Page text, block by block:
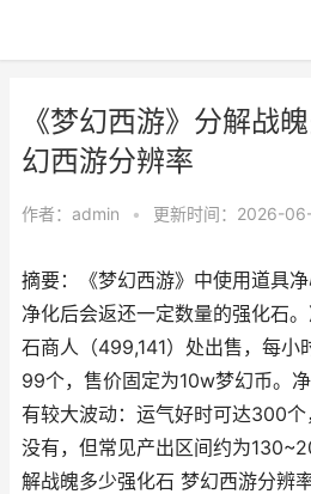
《梦幻西游》分解战
幻西游分辨率
作者： admin • 更新时间：2026-
摘要：《梦幻西游》中使用道具净
净化后会返还一定数量的强化石
石商人（499,141）处出售，每小
99个，售价固定为10w梦幻币。
有较大波动：运气好时可达300
没有，但常见产出区间约为
解战魄多少强化石 梦幻西游分辨